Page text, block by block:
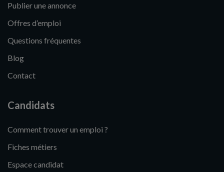
Publier une annonce
Offres d’emploi
Questions fréquentes
Blog
Contact
Candidats
Comment trouver un emploi ?
Fiches métiers
Espace candidat